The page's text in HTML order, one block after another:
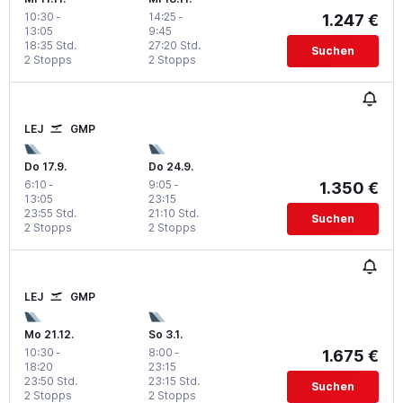
10:30 -
13:05
2 Stopps
18:35 Std.
14:25 -
9:45
2 Stopps
27:20 Std.
1.247 €
Suchen
LEJ GMP
Do 17.9.
6:10 -
13:05
2 Stopps
23:55 Std.
Do 24.9.
9:05 -
23:15
2 Stopps
21:10 Std.
1.350 €
Suchen
LEJ GMP
Mo 21.12.
10:30 -
18:20
2 Stopps
23:50 Std.
So 3.1.
8:00 -
23:15
2 Stopps
23:15 Std.
1.675 €
Suchen